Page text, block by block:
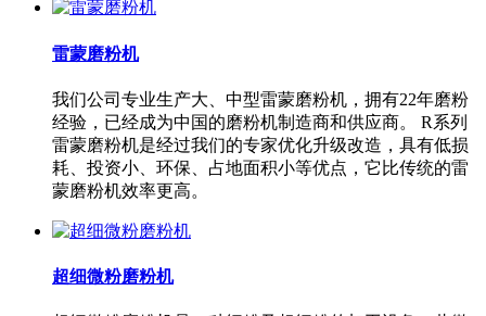
雷蒙磨粉机
我们公司专业生产大、中型雷蒙磨粉机，拥有22年磨粉
经验，已经成为中国的磨粉机制造商和供应商。 R系列
雷蒙磨粉机是经过我们的专家优化升级改造，具有低损
耗、投资小、环保、占地面积小等优点，它比传统的雷
蒙磨粉机效率更高。
超细微粉磨粉机